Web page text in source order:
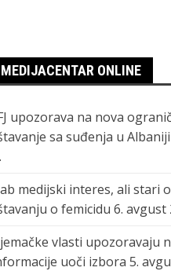
MEDIJACENTAR ONLINE
upozorava na nova
sa suđenja u Albaniji
medijski interes, ali stari
o femicidu 6. avgust
vlasti upozoravaju
uoči izbora 5.